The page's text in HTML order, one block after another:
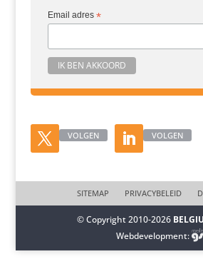
Email adres *
VOLGEN VOLGEN
SITEMAP PRIVACYBELEID
© Copyright 2010-2026
Webdevelopment: